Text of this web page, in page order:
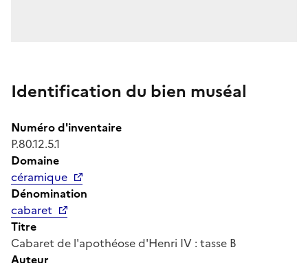
Identification du bien muséal
Numéro d'inventaire
P.80.12.5.1
Domaine
céramique
Dénomination
cabaret
Titre
Cabaret de l'apothéose d'Henri IV : tasse B
Auteur